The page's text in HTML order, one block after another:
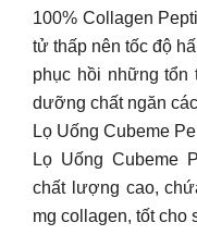
100% Collagen
tử thấp nên tốc độ
phục hồi những
dưỡng chất ngăn
Lọ Uống Cubeme
Lọ Uống Cubeme
chất lượng cao,
mg collagen, tốt cho